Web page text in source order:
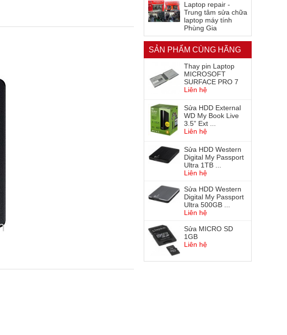
Laptop repair -
Trung tâm sửa chữa
laptop máy tính
Phùng Gia
SẢN PHẨM CÙNG HÃNG
Thay pin Laptop
MICROSOFT
SURFACE PRO 7
Liên hệ
Sửa HDD External
WD My Book Live
3.5” Ext ...
Liên hệ
Sửa HDD Western
Digital My Passport
Ultra 1TB ...
Liên hệ
Sửa HDD Western
Digital My Passport
Ultra 500GB ...
Liên hệ
Sửa MICRO SD
1GB
Liên hệ